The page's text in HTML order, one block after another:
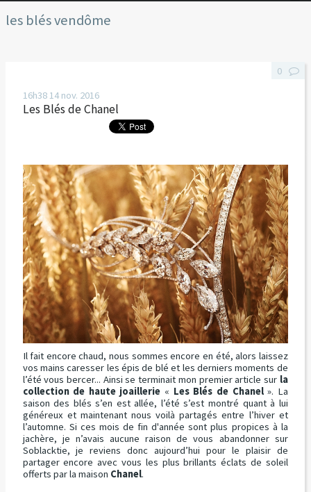
les blés vendôme
16h3814 nov. 2016
Les Blés de Chanel
Il fait encore chaud, nous sommes encore en été, alors laissez
vos mains caresser les épis de blé et les derniers moments de
l’été vous bercer... Ainsi se terminait mon premier article sur la
collection de haute joaillerie « Les Blés de Chanel». La
saison des blés s’en est allée, l’été s’est montré quant à lui
généreux et maintenant nous voilà partagés entre l’hiver et
l’automne. Si ces mois de fin d'année sont plus propices à la
jachère, je n’avais aucune raison de vous abandonner sur
Soblacktie, je reviens donc aujourd’hui pour le plaisir de
partager encore avec vous les plus brillants éclats de soleil
offerts par la maison Chanel.
0